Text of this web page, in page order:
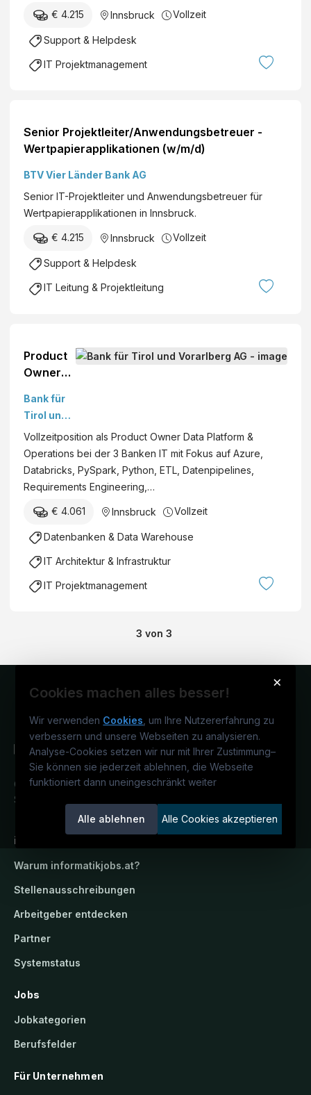
(w/m/d)€ 4.215 Innsbruck Vollzeit
Support & Helpdesk
IT Projektmanagement
Senior Projektleiter/Anwendungsbetreuer -
Wertpapierapplikationen (w/m/d)
BTV Vier Länder Bank AG
Senior IT-Projektleiter und Anwendungsbetreuer für
Wertpapierapplikationen in Innsbruck.
€ 4.215 Innsbruck Vollzeit
Support & Helpdesk
IT Leitung & Projektleitung
Product
Owner
Platform
&
Operatio
ns
(w/m/d)
Bank für
Tirol und
Vorarlber
g AG
Vollzeitposition als Product Owner Data Platform &
Operations bei der 3 Banken IT mit Fokus auf Azure,
Databricks, PySpark, Python, ETL, Datenpipelines,
Requirements Engineering,…
€ 4.061 Innsbruck Vollzeit
Datenbanken & Data Warehouse
IT Architektur & Infrastruktur
IT Projektmanagement
3 von 3
×
Cookies machen alles besser!
Wir verwenden Cookies , um Ihre Nutzererfahrung zu
verbessern und unsere Webseiten zu analysieren.
Analyse-Cookies setzen wir nur mit Ihrer Zustimmung–
Sie können sie jederzeit ablehnen, die Webseite
funktioniert dann uneingeschränkt weiter
Alle ablehnen Alle Cookies akzeptieren
Österreichs IT-Karriereportal.Ein
Service der candidatis GmbH.
informatikjobs.at
Warum informatikjobs.at?
Stellenausschreibungen
Arbeitgeber entdecken
Partner
Systemstatus
Jobs
Jobkategorien
Berufsfelder
Für Unternehmen